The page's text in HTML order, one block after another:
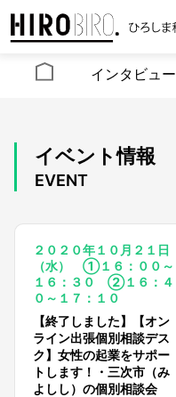
インタビュー
イベント情報
EVENT
２０２０年１０月２１日
（水） ①１６：００～
１６：３０ ②１６：４
０～１７：１０
【終了しました】【オン
ライン出張個別相談デス
ク】女性の起業をサポー
トします！・三次市（み
よしし）の個別相談会